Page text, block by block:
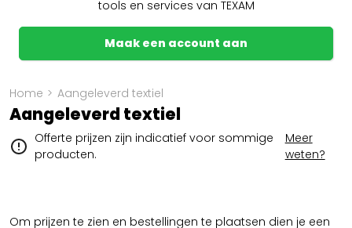
tools en services van TEXAM
Maak een account aan
Home > Aangeleverd textiel
Aangeleverd textiel
Offerte prijzen zijn indicatief voor sommige
producten.
Meer
weten?
Om prijzen te zien en bestellingen te plaatsen dien je een